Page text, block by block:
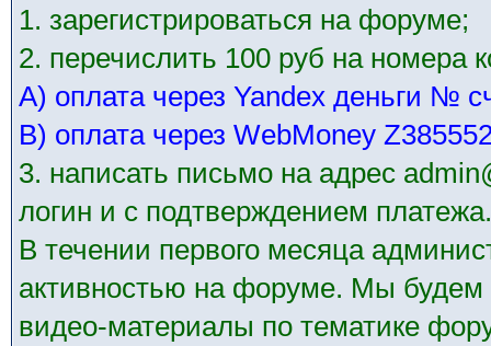
1. зарегистрироваться на форуме;
2. перечислить 100 руб на номера
А) оплата через Yandex деньги №
В) оплата через WebMoney
3. написать письмо на адрес
логин и с подтверждением платежа.
В течении первого месяца
активностью на форуме. Мы
видео-материалы по тематике